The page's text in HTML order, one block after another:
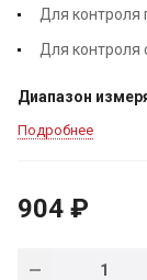
Для контроля
Для контроля
Диапазон
Подробнее
904 ₽